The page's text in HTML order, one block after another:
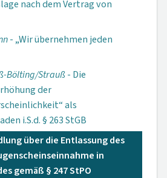
nach dem Vertrag von
- „Wir übernehmen jeden
Bölting/Strauß- Die
der
als
i.S.d. § 263 StGB
über die Entlassung des
in
gemäß § 247 StPO